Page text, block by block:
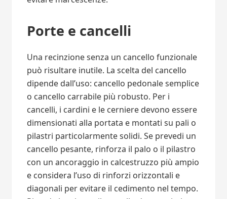
Porte e cancelli
Una recinzione senza un cancello funzionale
può risultare inutile. La scelta del cancello
dipende dall’uso: cancello pedonale semplice
o cancello carrabile più robusto. Per i
cancelli, i cardini e le cerniere devono essere
dimensionati alla portata e montati su pali o
pilastri particolarmente solidi. Se prevedi un
cancello pesante, rinforza il palo o il pilastro
con un ancoraggio in calcestruzzo più ampio
e considera l’uso di rinforzi orizzontali e
diagonali per evitare il cedimento nel tempo.